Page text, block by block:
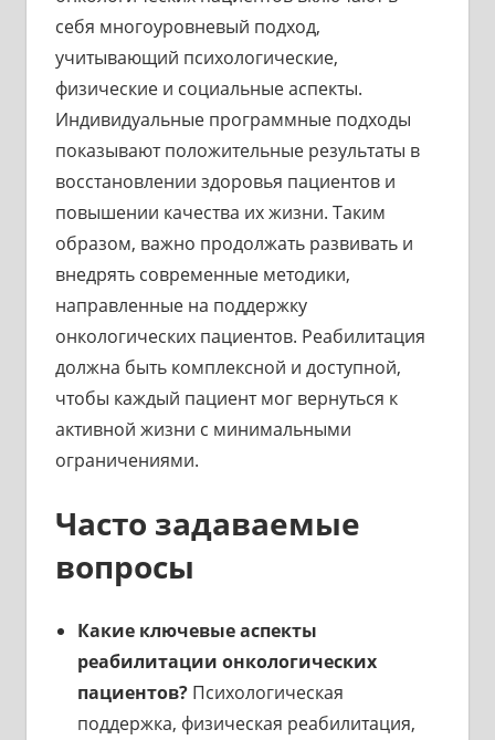
себя многоуровневый подход,
учитывающий психологические,
физические и социальные аспекты.
Индивидуальные программные подходы
показывают положительные результаты в
восстановлении здоровья пациентов и
повышении качества их жизни. Таким
образом, важно продолжать развивать и
внедрять современные методики,
направленные на поддержку
онкологических пациентов. Реабилитация
должна быть комплексной и доступной,
чтобы каждый пациент мог вернуться к
активной жизни с минимальными
ограничениями.
Часто задаваемые
вопросы
Какие ключевые аспекты
реабилитации онкологических
пациентов?Психологическая
поддержка, физическая реабилитация,